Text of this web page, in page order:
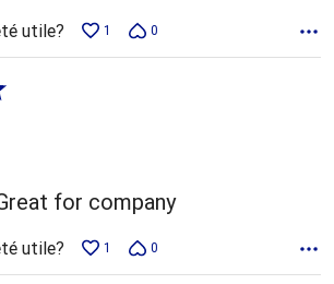
utile? 1 0
for company
utile? 1 0